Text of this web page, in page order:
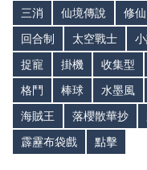
三消
仙境傳說 修仙
回合制
太空戰士
捉寵
掛機 收集型
格鬥
棒球 水墨風
海賊王
落櫻散華抄
霹靂布袋戲
點擊